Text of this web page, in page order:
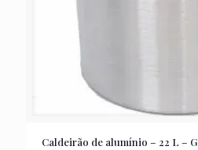
Caldeirão de alumínio – 22 L – G